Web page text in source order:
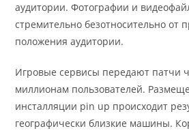
аудитории. Фотографии и
стремительно безотносительно от
положения аудитории.
Игровые сервисы передают патчи
миллионам пользователей.
инсталляции pin up происходит
географически близкие машины.